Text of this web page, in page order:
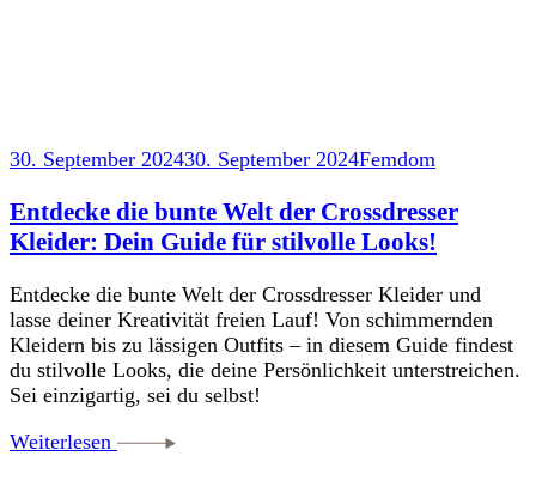
30. September 202430. September 2024Femdom
Entdecke die bunte Welt der Crossdresser
Kleider: Dein Guide für stilvolle Looks!
Entdecke die bunte Welt der Crossdresser Kleider und
lasse deiner Kreativität freien Lauf! Von schimmernden
Kleidern bis zu lässigen Outfits – in diesem Guide findest
du stilvolle Looks, die deine Persönlichkeit unterstreichen.
Sei einzigartig, sei du selbst!
Weiterlesen